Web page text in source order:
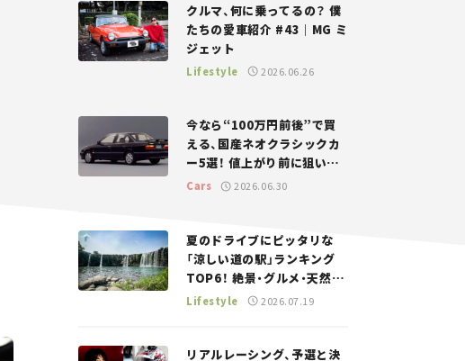
クルマ、何に乗ってるの？ 僕
たちの愛車紹介 #43｜MG ミ
ジェット
Lifestyle 2026.06.26
今なら“100万円前後”で買
える、国産ネオクラシックカ
ー5選！ 値上がり前に狙いた
い、中古車探しをお手伝い――ち
Cars 2026.06.30
夏のドライブにピッタリな
「涼しい道の駅」ランキング
TOP6！ 絶景・グルメ・天然ク
ーラーなど、避暑におすすめ
Lifestyle 2026.07.19
リアルレーシング、予選と決